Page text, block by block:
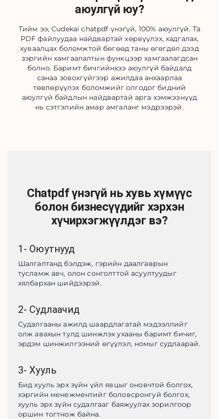
аюулгүй юу?
Тийм ээ, Cudekai chatpdf үнэгүй, 100% аюулгүй. Та
PDF файлуудаа найдвартай хөрвүүлэх, хадгалах,
хуваалцах боломжтой бөгөөд таны өгөгдөл дээд
зэргийн хамгаалалтын функцээр хамгаалагдсан
болно. Баримт бичгийнхээ аюулгүй байдалд
санаа зовохгүйгээр ажилдаа анхаарлаа
төвлөрүүлэх боломжийг олгодог бидний
аюулгүй байдлын найдвартай арга хэмжээнүүд
нь сэтгэлийн амар амгаланг мэдрээрэй.
Chatpdf үнэгүй нь хувь хүмүүс
болон бизнесүүдийг хэрхэн
хүчирхэгжүүлдэг вэ?
1 - Оюутнууд
Шалгалтанд бэлдэж, гэрийн даалгаврын
тусламж авч, олон сонголттой асуултуудыг
хялбархан шийдээрэй.
2- Судлаачид
Судалгааны ажилд шаардлагатай мэдээллийг
олж авахын тулд шинжлэх ухааны баримт бичиг,
эрдэм шинжилгээний өгүүлэл, номыг судлаарай.
3-Хууль
Бид хууль эрх зүйн үйл явцыг оновчтой болгох,
хэргийн менежментийг боловсронгуй болгох,
хууль эрх зүйн судалгааг баяжуулах зорилгоор
оршин тогтнож байна.